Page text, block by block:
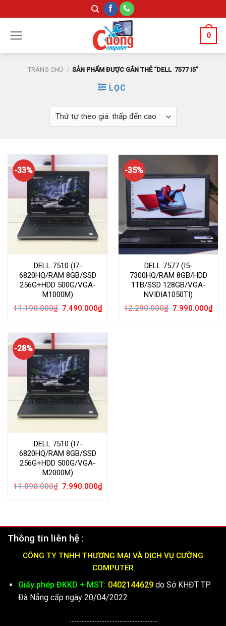
to
content
0
TRANG CHỦ / SẢN PHẨM ĐƯỢC GẮN THẺ “DELL 7577 I5”
LỌC
-33%
DELL 7510 (I7-
6820HQ/RAM 8GB/SSD
256G+HDD 500G/VGA-
M1000M)
11.190.000₫ Giá
7.490.000₫Giá
hiện
7.490.000₫.
-35%
DELL 7577 (I5-
7300HQ/RAM 8GB/HDD
1TB/SSD 128GB/VGA-
NVIDIA1050TI)
12.290.000₫ Giá
7.990.000₫Giá
hiện
-28%
DELL 7510 (I7-
6820HQ/RAM 8GB/SSD
256G+HDD 500G/VGA-
M2000M)
11.090.000₫ Giá
7.990.000₫Giá
hiện
Thông tin liên hệ :
CÔNG TY TNHH THƯƠNG MẠI VÀ DỊCH VỤ CƯỜNG
COMPUTER
Giấy phép ĐKKD + MST: 0402144629do Sở KHĐT TP.
Đà Nẵng cấp ngày 20/04/2022
-----------------------------------